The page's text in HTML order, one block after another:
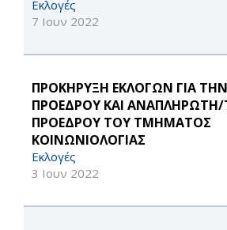
Εκλογές
7 Ιουν 2022
ΠΡΟΚΗΡΥΞΗ ΕΚΛΟΓΩΝ ΓΙΑ
ΠΡΟΕΔΡΟΥ ΚΑΙ ΑΝΑΠΛΗΡΩΤΗ/
ΠΡΟΕΔΡΟΥ ΤΟΥ ΤΜΗΜΑΤΟΣ
ΚΟΙΝΩΝΙΟΛΟΓΙΑΣ
Εκλογές
3 Ιουν 2022